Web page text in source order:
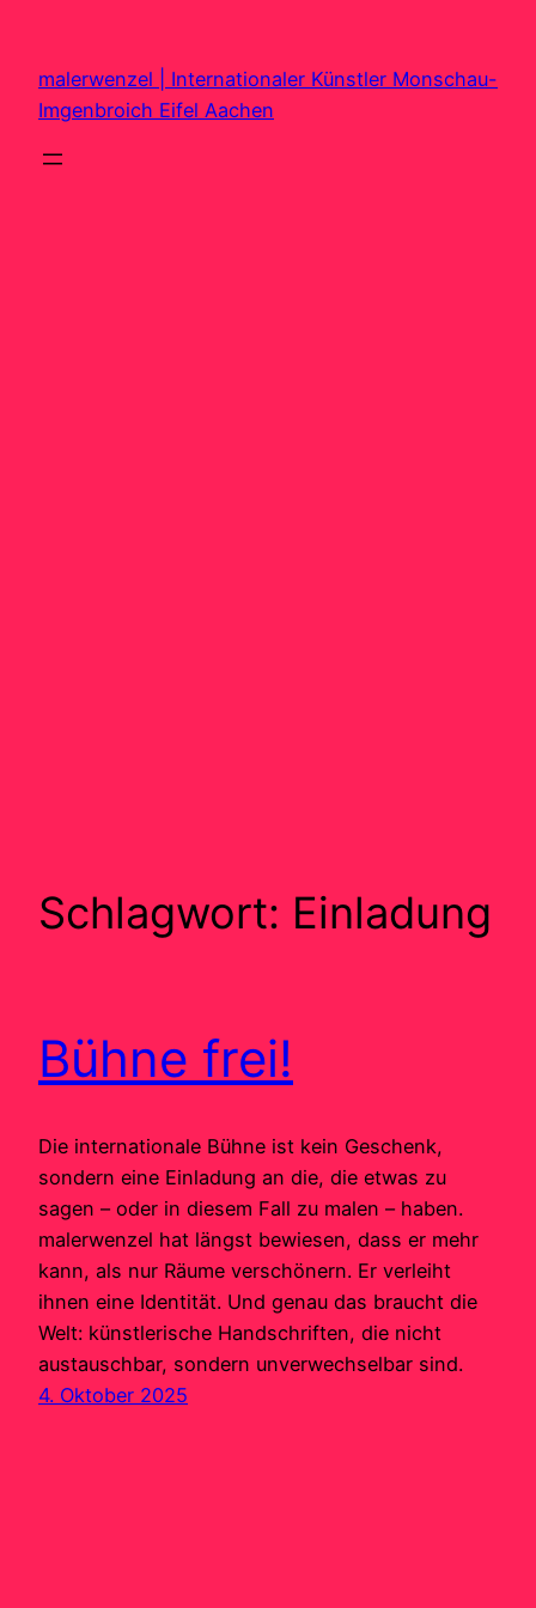
springen
malerwenzel | Internationaler Künstler Monschau-
Imgenbroich Eifel Aachen
Schlagwort: Einladung
Bühne frei!
Die internationale Bühne ist kein Geschenk,
sondern eine Einladung an die, die etwas zu
sagen – oder in diesem Fall zu malen – haben.
malerwenzel hat längst bewiesen, dass er mehr
kann, als nur Räume verschönern. Er verleiht
ihnen eine Identität. Und genau das braucht die
Welt: künstlerische Handschriften, die nicht
austauschbar, sondern unverwechselbar sind.
4. Oktober 2025